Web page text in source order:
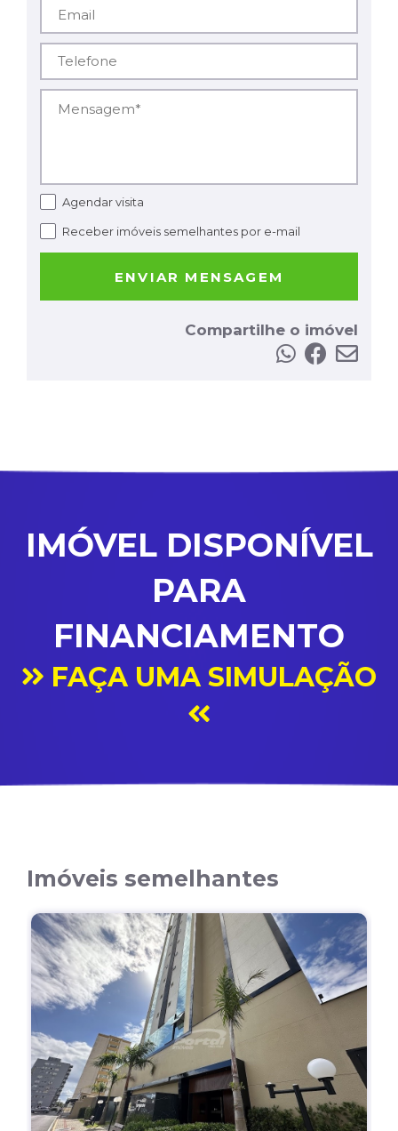
Agendar visita
Receber imóveis semelhantes por e-mail
ENVIAR MENSAGEM
Compartilhe o imóvel
IMÓVEL DISPONÍVEL
PARA
FINANCIAMENTO
FAÇA UMA SIMULAÇÃO
Imóveis semelhantes